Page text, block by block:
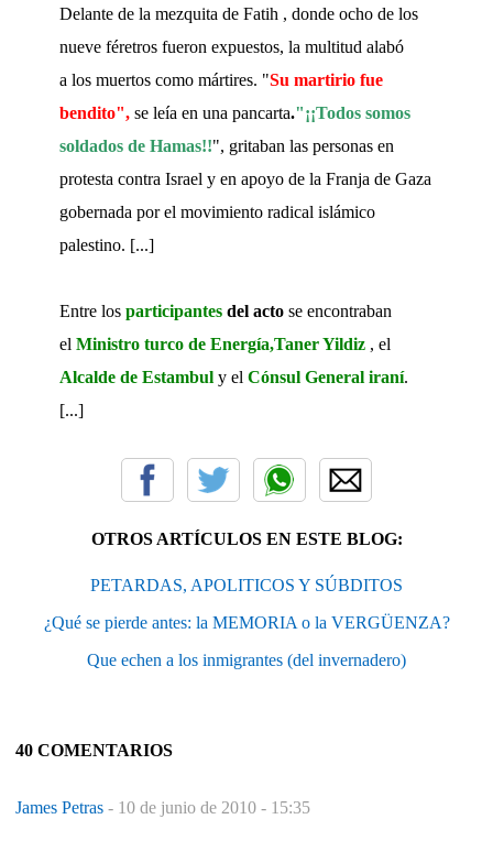
Delante de la mezquita de Fatih , donde ocho de los
nueve féretros fueron expuestos, la multitud alabó
a los muertos como mártires. "Su martirio fue
bendito", se leía en una pancarta."¡¡Todos somos
soldados de Hamas!!", gritaban las personas en
protesta contra Israel y en apoyo de la Franja de Gaza
gobernada por el movimiento radical islámico
palestino. [...]
Entre los participantes del acto se encontraban
el Ministro turco de Energía,Taner Yildiz , el
Alcalde de Estambul y el Cónsul General iraní.
[...]
OTROS ARTÍCULOS EN ESTE BLOG:
PETARDAS, APOLITICOS Y SÚBDITOS
¿Qué se pierde antes: la MEMORIA o la VERGÜENZA?
Que echen a los inmigrantes (del invernadero)
40 COMENTARIOS
James Petras - 10 de junio de 2010 - 15:35